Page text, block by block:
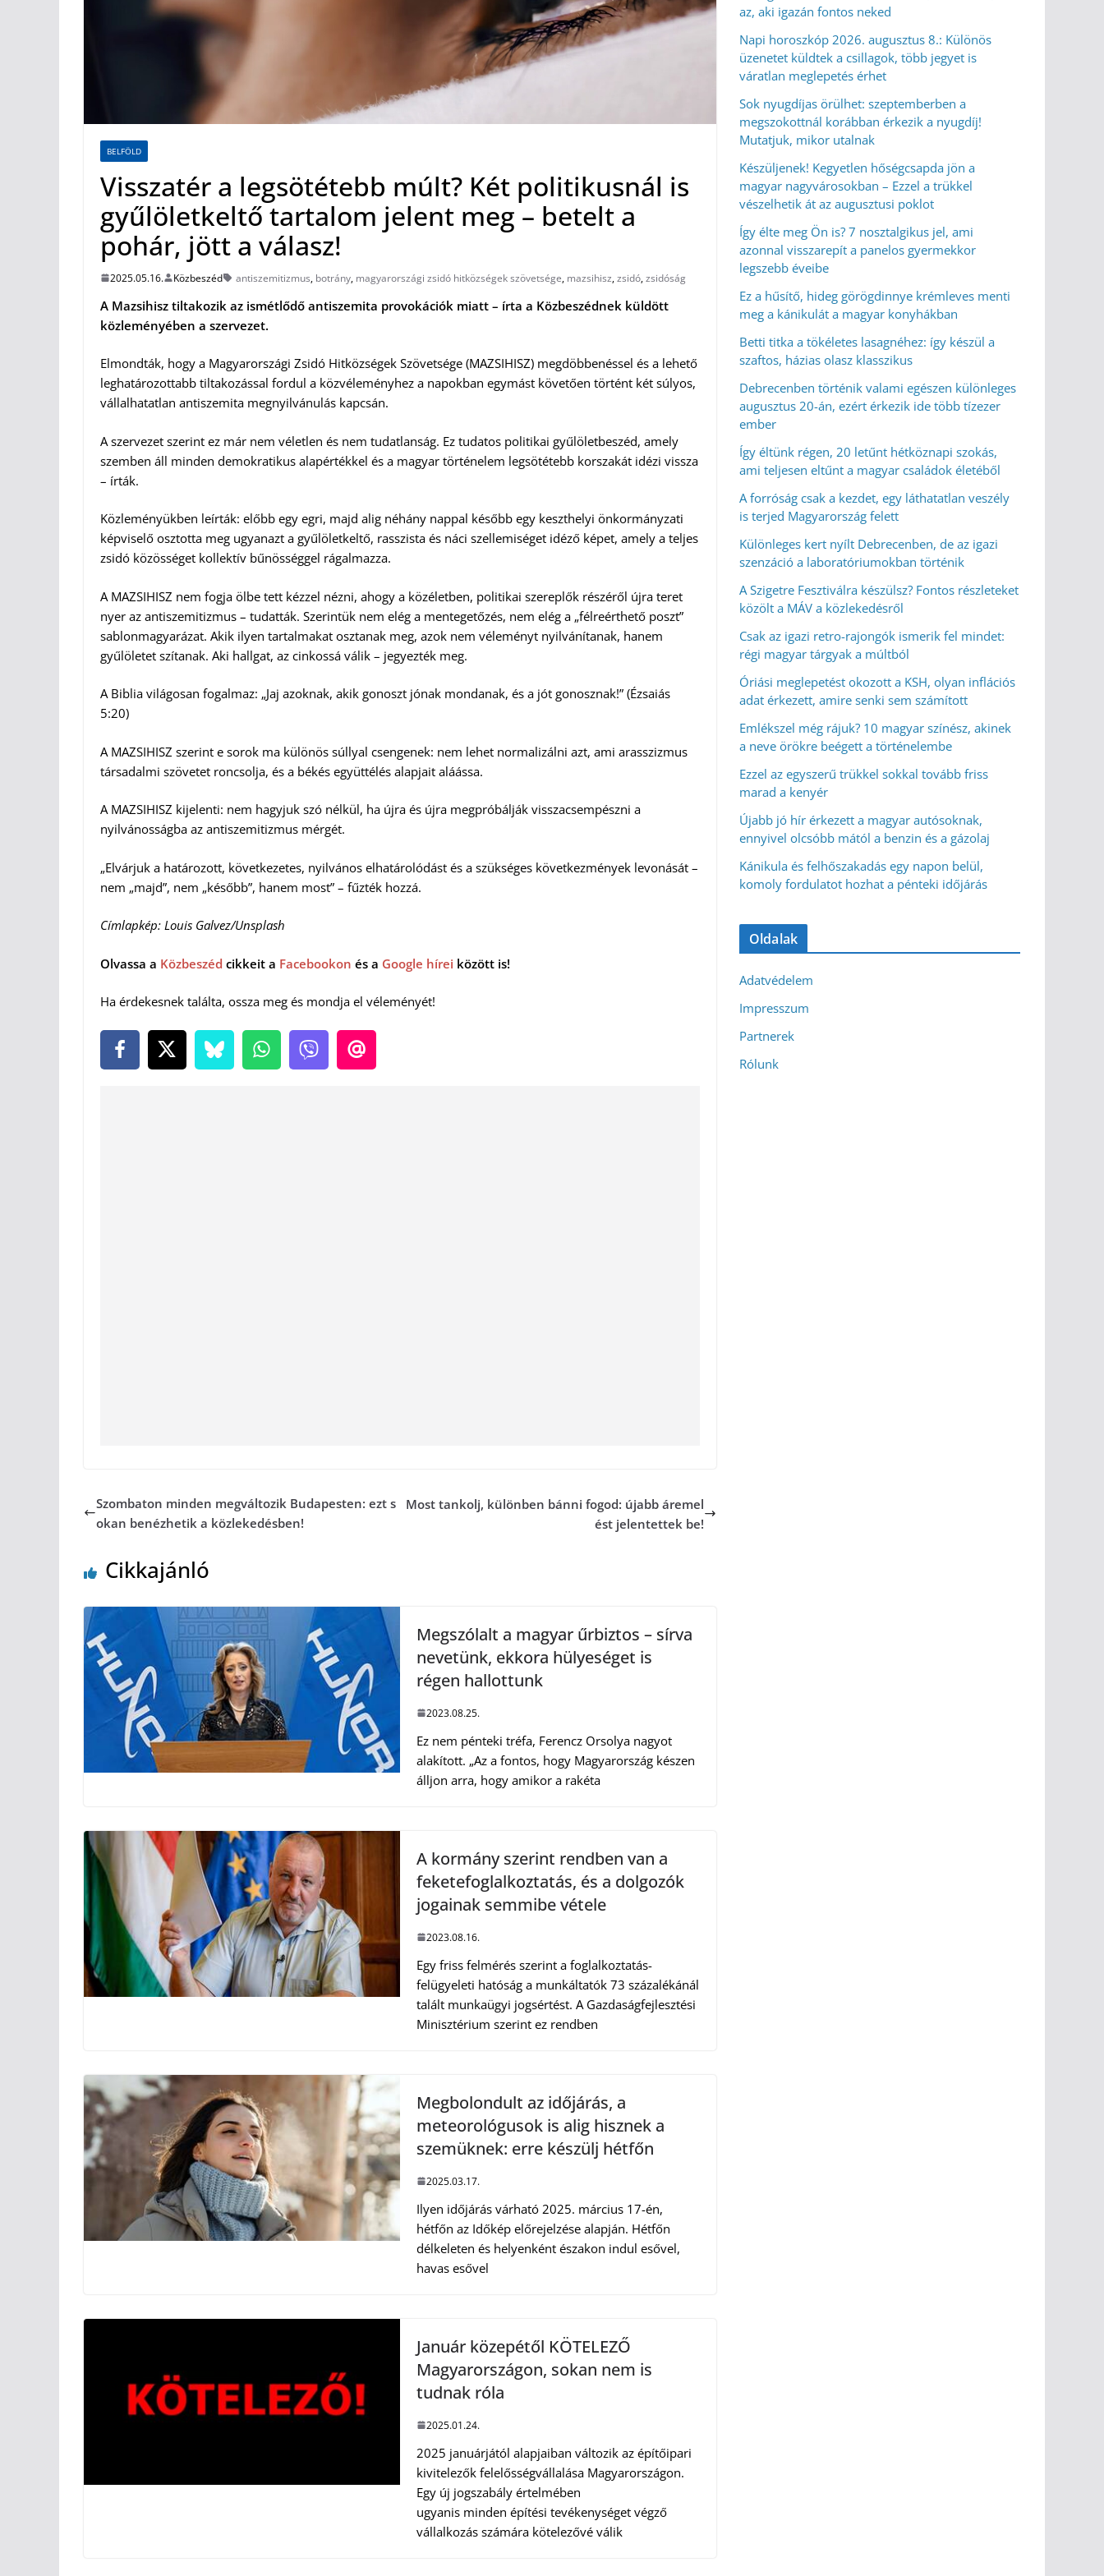
BELFÖLD
Visszatér a legsötétebb múlt? Két politikusnál is
gyűlöletkeltő tartalom jelent meg – betelt a
pohár, jött a válasz!
2025.05.16. Közbeszéd antiszemitizmus, botrány, magyarországi zsidó hitközségek szövetsége, mazsihisz,zsidó,zsidóság
A Mazsihisz tiltakozik az ismétlődő antiszemita provokációk miatt – írta a Közbeszédnek küldött
közleményében a szervezet.
Elmondták, hogy a Magyarországi Zsidó Hitközségek Szövetsége (MAZSIHISZ) megdöbbenéssel és a lehető
leghatározottabb tiltakozással fordul a közvéleményhez a napokban egymást követően történt két súlyos,
vállalhatatlan antiszemita megnyilvánulás kapcsán.
A szervezet szerint ez már nem véletlen és nem tudatlanság. Ez tudatos politikai gyűlöletbeszéd, amely
szemben áll minden demokratikus alapértékkel és a magyar történelem legsötétebb korszakát idézi vissza
– írták.
Közleményükben leírták: előbb egy egri, majd alig néhány nappal később egy keszthelyi önkormányzati
képviselő osztotta meg ugyanazt a gyűlöletkeltő, rasszista és náci szellemiséget idéző képet, amely a teljes
zsidó közösséget kollektív bűnösséggel rágalmazza.
A MAZSIHISZ nem fogja ölbe tett kézzel nézni, ahogy a közéletben, politikai szereplők részéről újra teret
nyer az antiszemitizmus – tudatták. Szerintük nem elég a mentegetőzés, nem elég a „félreérthető poszt”
sablonmagyarázat. Akik ilyen tartalmakat osztanak meg, azok nem véleményt nyilvánítanak, hanem
gyűlöletet szítanak. Aki hallgat, az cinkossá válik – jegyezték meg.
A Biblia világosan fogalmaz: „Jaj azoknak, akik gonoszt jónak mondanak, és a jót gonosznak!” (Ézsaiás
5:20)
A MAZSIHISZ szerint e sorok ma különös súllyal csengenek: nem lehet normalizálni azt, ami arasszizmus
társadalmi szövetet roncsolja, és a békés együttélés alapjait aláássa.
A MAZSIHISZ kijelenti: nem hagyjuk szó nélkül, ha újra és újra megpróbálják visszacsempészni a
nyilvánosságba az antiszemitizmus mérgét.
„Elvárjuk a határozott, következetes, nyilvános elhatárolódást és a szükséges következmények levonását –
nem „majd”, nem „később”, hanem most” – fűzték hozzá.
Címlapkép: Louis Galvez/Unsplash
Olvassa a Közbeszéd cikkeit a Facebookon és a Google hírei között is!
Ha érdekesnek találta, ossza meg és mondja el véleményét!
Szombaton minden megváltozik Budapesten: ezt s
okan benézhetik a közlekedésben!
Most tankolj, különben bánni fogod: újabb áremel
ést jelentettek be!
Cikkajánló
Megszólalt a magyar űrbiztos – sírva
nevetünk, ekkora hülyeséget is
régen hallottunk
2023.08.25.
Ez nem pénteki tréfa, Ferencz Orsolya nagyot
alakított. „Az a fontos, hogy Magyarország készen
álljon arra, hogy amikor a rakéta
A kormány szerint rendben van a
feketefoglalkoztatás, és a dolgozók
jogainak semmibe vétele
2023.08.16.
Egy friss felmérés szerint a foglalkoztatás-
felügyeleti hatóság a munkáltatók 73 százalékánál
talált munkaügyi jogsértést. A Gazdaságfejlesztési
Minisztérium szerint ez rendben
Megbolondult az időjárás, a
meteorológusok is alig hisznek a
szemüknek: erre készülj hétfőn
2025.03.17.
Ilyen időjárás várható 2025. március 17-én,
hétfőn az Időkép előrejelzése alapján. Hétfőn
délkeleten és helyenként északon indul esővel,
havas esővel
Január közepétől KÖTELEZŐ
Magyarországon, sokan nem is
tudnak róla
2025.01.24.
2025 januárjától alapjaiban változik az építőipari
kivitelezők felelősségvállalása Magyarországon.
Egy új jogszabály értelmében
ugyanis minden építési tevékenységet végző
vállalkozás számára kötelezővé válik
az, aki igazán fontos neked
Napi horoszkóp 2026. augusztus 8.: Különös
üzenetet küldtek a csillagok, több jegyet is
váratlan meglepetés érhet
Sok nyugdíjas örülhet: szeptemberben a
megszokottnál korábban érkezik a nyugdíj!
Mutatjuk, mikor utalnak
Készüljenek! Kegyetlen hőségcsapda jön a
magyar nagyvárosokban – Ezzel a trükkel
vészelhetik át az augusztusi poklot
Így élte meg Ön is? 7 nosztalgikus jel, ami
azonnal visszarepít a panelos gyermekkor
legszebb éveibe
Ez a hűsítő, hideg görögdinnye krémleves menti
meg a kánikulát a magyar konyhákban
Betti titka a tökéletes lasagnéhez: így készül a
szaftos, házias olasz klasszikus
Debrecenben történik valami egészen különleges
augusztus 20-án, ezért érkezik ide több tízezer
ember
Így éltünk régen, 20 letűnt hétköznapi szokás,
ami teljesen eltűnt a magyar családok életéből
A forróság csak a kezdet, egy láthatatlan veszély
is terjed Magyarország felett
Különleges kert nyílt Debrecenben, de az igazi
szenzáció a laboratóriumokban történik
A Szigetre Fesztiválra készülsz? Fontos részleteket
közölt a MÁV a közlekedésről
Csak az igazi retro-rajongók ismerik fel mindet:
régi magyar tárgyak a múltból
Óriási meglepetést okozott a KSH, olyan inflációs
adat érkezett, amire senki sem számított
Emlékszel még rájuk? 10 magyar színész, akinek
a neve örökre beégett a történelembe
Ezzel az egyszerű trükkel sokkal tovább friss
marad a kenyér
Újabb jó hír érkezett a magyar autósoknak,
ennyivel olcsóbb mától a benzin és a gázolaj
Kánikula és felhőszakadás egy napon belül,
komoly fordulatot hozhat a pénteki időjárás
Oldalak
Adatvédelem
Impresszum
Partnerek
Rólunk